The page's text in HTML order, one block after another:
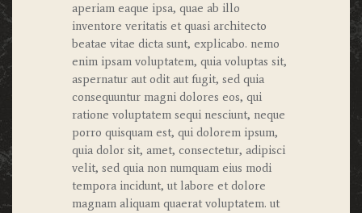
aperiam eaque ipsa, quae ab illo
inventore veritatis et quasi architecto
beatae vitae dicta sunt, explicabo. nemo
enim ipsam voluptatem, quia voluptas sit,
aspernatur aut odit aut fugit, sed quia
consequuntur magni dolores eos, qui
ratione voluptatem sequi nesciunt, neque
porro quisquam est, qui dolorem ipsum,
quia dolor sit, amet, consectetur, adipisci
velit, sed quia non numquam eius modi
tempora incidunt, ut labore et dolore
magnam aliquam quaerat voluptatem. ut